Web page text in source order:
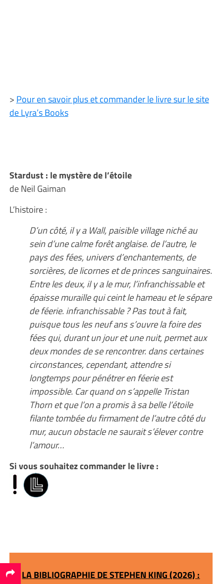
> Pour en savoir plus et commander le livre sur le site
de Lyra’s Books
Stardust : le mystère de l’étoile
de Neil Gaiman
L’histoire :
D’un côté, il y a Wall, paisible village niché au
sein d’une calme forêt anglaise. de l’autre, le
pays des fées, univers d’enchantements, de
sorcières, de licornes et de princes sanguinaires.
Entre les deux, il y a le mur, l’infranchissable et
épaisse muraille qui ceint le hameau et le sépare
de féerie. infranchissable ? Pas tout à fait,
puisque tous les neuf ans s’ouvre la foire des
fées qui, durant un jour et une nuit, permet aux
deux mondes de se rencontrer. dans certaines
circonstances, cependant, attendre si
longtemps pour pénétrer en féerie est
impossible. Car quand on s’appelle Tristan
Thorn et que l’on a promis à sa belle l’étoile
filante tombée du firmament de l’autre côté du
mur, aucun obstacle ne saurait s’élever contre
l’amour…
Si vous souhaitez commander le livre :
LA BIBLIOGRAPHIE DE STEPHEN KING (2026) :